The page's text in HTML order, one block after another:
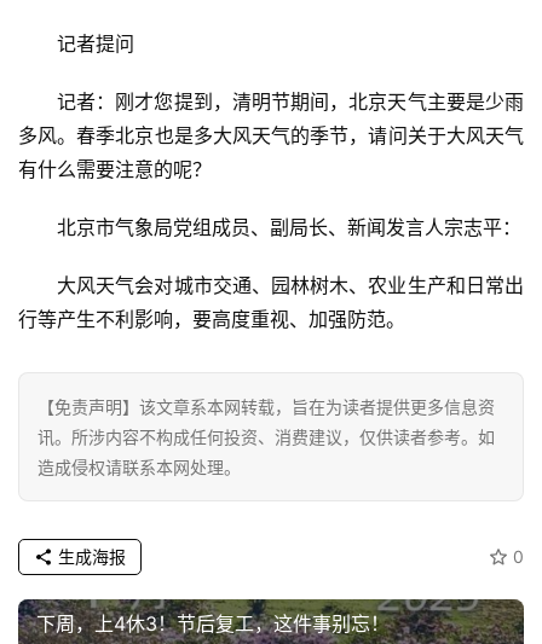
专
题
新
源
记者提问
记者：刚才您提到，清明节期间，北京天气主要是少雨
多风。春季北京也是多大风天气的季节，请问关于大风天气
有什么需要注意的呢？
北京市气象局党组成员、副局长、新闻发言人宗志平：
大风天气会对城市交通、园林树木、农业生产和日常出
行等产生不利影响，要高度重视、加强防范。
【免责声明】该文章系本网转载，旨在为读者提供更多信息资
讯。所涉内容不构成任何投资、消费建议，仅供读者参考。如
造成侵权请联系本网处理。
0
生成海报
下周，上4休3！节后复工，这件事别忘！